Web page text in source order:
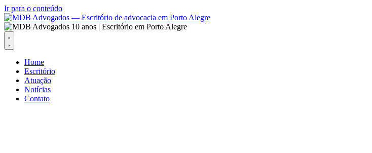
Ir para o conteúdo
Home
Escritório
Atuação
Notícias
Contato